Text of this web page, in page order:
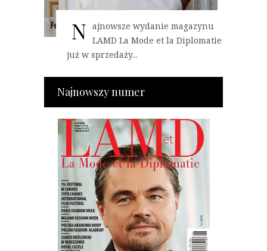
N ajnowsze wydanie magazynu
LAMD La Mode et la Diplomatie
już w sprzedaży...
Najnowszy numer